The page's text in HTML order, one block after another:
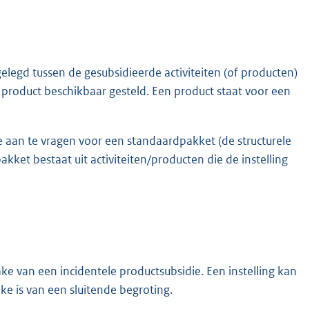
tussen de gesubsidieerde activiteiten (of producten)
beschikbaar gesteld. Een product staat voor een
te vragen voor een standaardpakket (de structurele
bestaat uit activiteiten/producten die de instelling
van een incidentele productsubsidie. Een instelling kan
is van een sluitende begroting.